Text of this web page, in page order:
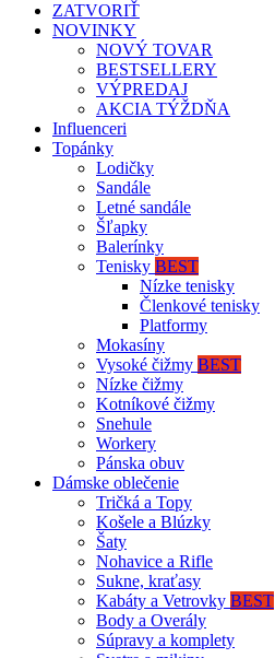
ZATVORIŤ
NOVINKY
NOVÝ TOVAR
BESTSELLERY
VÝPREDAJ
AKCIA TÝŽDŇA
Influenceri
Topánky
Lodičky
Sandále
Letné sandále
Šľapky
Balerínky
Tenisky BEST
Nízke tenisky
Členkové tenisky
Platformy
Mokasíny
Vysoké čižmy BEST
Nízke čižmy
Kotníkové čižmy
Snehule
Workery
Pánska obuv
Dámske oblečenie
Tričká a Topy
Košele a Blúzky
Šaty
Nohavice a Rifle
Sukne, kraťasy
Kabáty a Vetrovky BEST
Body a Overály
Súpravy a komplety